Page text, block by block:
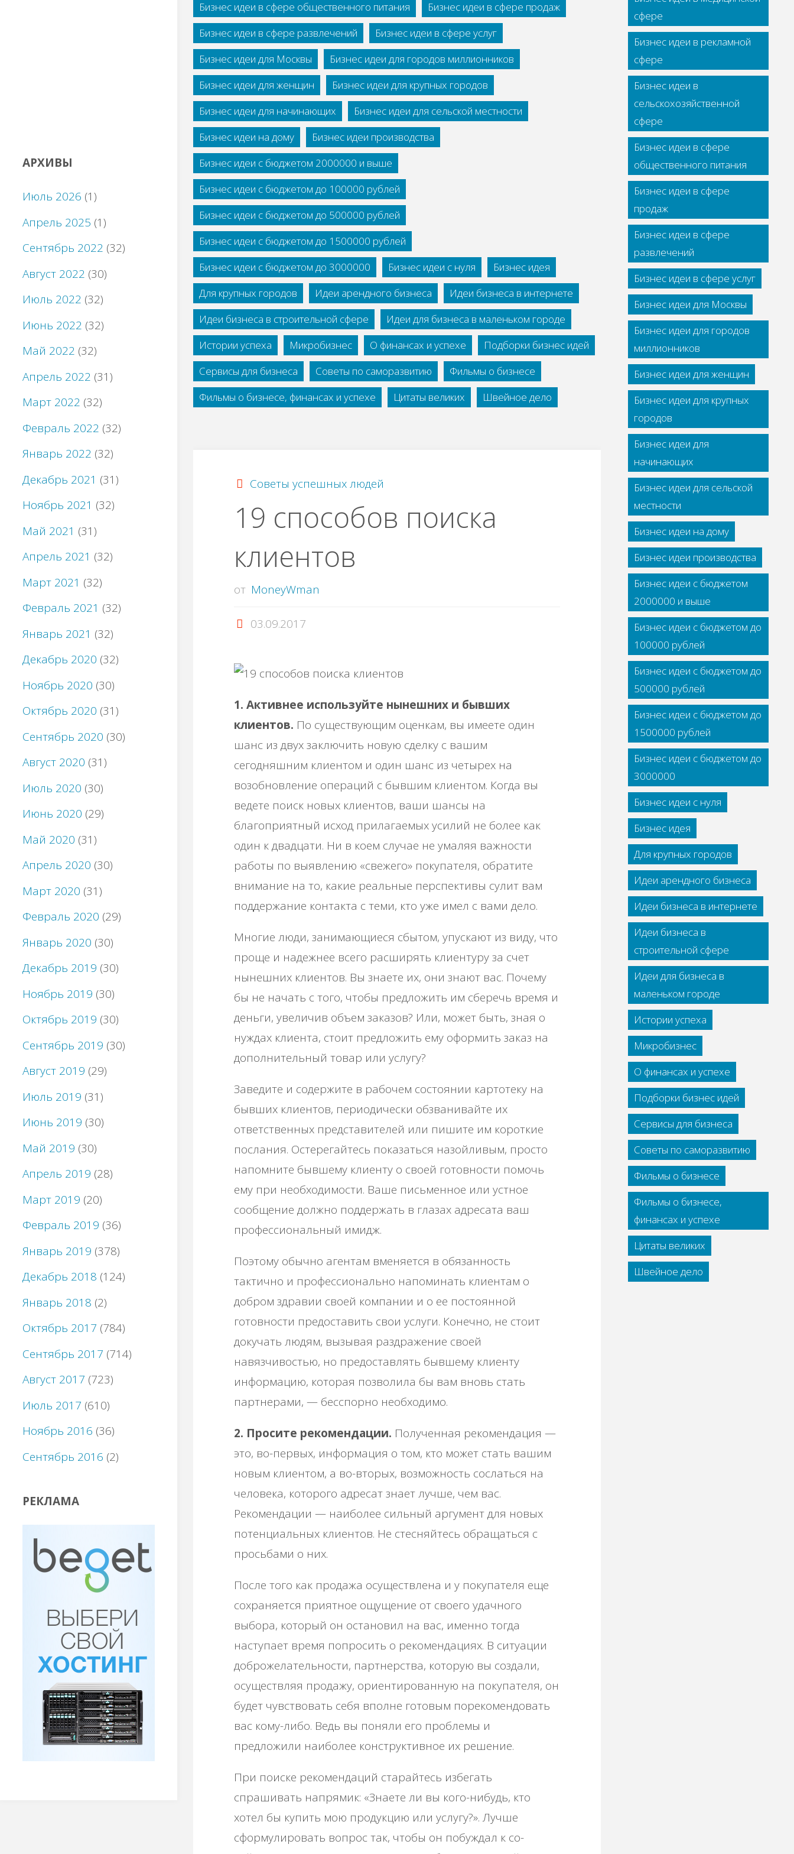
Бизнес идеи в сфере общественного питания
Бизнес идеи в сфере продаж
Бизнес идеи в сфере развлечений
Бизнес идеи в сфере услуг
Бизнес идеи для Москвы
Бизнес идеи для городов миллионников
Бизнес идеи для женщин
Бизнес идеи для крупных городов
Бизнес идеи для начинающих
Бизнес идеи для сельской местности
Бизнес идеи на дому
Бизнес идеи производства
Бизнес идеи с бюджетом 2000000 и выше
Бизнес идеи с бюджетом до 100000 рублей
Бизнес идеи с бюджетом до 500000 рублей
Бизнес идеи с бюджетом до 1500000 рублей
Бизнес идеи с бюджетом до 3000000
Бизнес идеи с нуля
Бизнес идея
Для крупных городов
Идеи арендного бизнеса
Идеи бизнеса в интернете
Идеи бизнеса в строительной сфере
Идеи для бизнеса в маленьком городе
Истории успеха
Микробизнес О финансах и успехе
Подборки бизнес идей
Сервисы для бизнеса
Советы по саморазвитию
Фильмы о бизнесе
Фильмы о бизнесе, финансах и успехе
Цитаты великих Швейное дело
Советы успешных людей
19 способов поиска
клиентов
от MoneyWman
03.09.2017
1. Активнее используйте нынешних и бывших
клиентов. По существующим оценкам, вы имеете один
шанс из двух заключить новую сделку с вашим
сегодняшним клиентом и один шанс из четырех на
возобновление операций с бывшим клиентом. Когда вы
ведете поиск новых клиентов, ваши шансы на
благоприятный исход прилагаемых усилий не более как
один к двадцати. Ни в коем случае не умаляя важности
работы по выявлению «свежего» покупателя, обратите
внимание на то, какие реальные перспективы сулит вам
поддержание контакта с теми, кто уже имел с вами дело.
Многие люди, занимающиеся сбытом, упускают из виду, что
проще и надежнее всего расширять клиентуру за счет
нынешних клиентов. Вы знаете их, они знают вас. Почему
бы не начать с того, чтобы предложить им сберечь время и
деньги, увеличив объем заказов? Или, может быть, зная о
нуждах клиента, стоит предложить ему оформить заказ на
дополнительный товар или услугу?
Заведите и содержите в рабочем состоянии картотеку на
бывших клиентов, периодически обзванивайте их
ответственных представителей или пишите им короткие
послания. Остерегайтесь показаться назойливым, просто
напомните бывшему клиенту о своей готовности помочь
ему при необходимости. Ваше письменное или устное
сообщение должно поддержать в глазах адресата ваш
профессиональный имидж.
Поэтому обычно агентам вменяется в обязанность
тактично и профессионально напоминать клиентам о
добром здравии своей компании и о ее постоянной
готовности предоставить свои услуги. Конечно, не стоит
докучать людям, вызывая раздражение своей
навязчивостью, но предоставлять бывшему клиенту
информацию, которая позволила бы вам вновь стать
партнерами, — бесспорно необходимо.
2. Просите рекомендации. Полученная рекомендация —
это, во-первых, информация о том, кто может стать вашим
новым клиентом, а во-вторых, возможность сослаться на
человека, которого адресат знает лучше, чем вас.
Рекомендации — наиболее сильный аргумент для новых
потенциальных клиентов. Не стесняйтесь обращаться с
просьбами о них.
После того как продажа осуществлена и у покупателя еще
сохраняется приятное ощущение от своего удачного
выбора, который он остановил на вас, именно тогда
наступает время попросить о рекомендациях. В ситуации
доброжелательности, партнерства, которую вы создали,
осуществляя продажу, ориентированную на покупателя, он
будет чувствовать себя вполне готовым порекомендовать
вас кому-либо. Ведь вы поняли его проблемы и
предложили наиболее конструктивное их решение.
При поиске рекомендаций старайтесь избегать
спрашивать напрямик: «Знаете ли вы кого-нибудь, кто
хотел бы купить мою продукцию или услугу?». Лучше
сформулировать вопрос так, чтобы он побуждал к со-
АРХИВЫ
Июль 2026 (1)
Апрель 2025 (1)
Сентябрь 2022 (32)
Август 2022 (30)
Июль 2022 (32)
Июнь 2022 (32)
Май 2022 (32)
Апрель 2022 (31)
Март 2022 (32)
Февраль 2022 (32)
Январь 2022 (32)
Декабрь 2021 (31)
Ноябрь 2021 (32)
Май 2021 (31)
Апрель 2021 (32)
Март 2021 (32)
Февраль 2021 (32)
Январь 2021 (32)
Декабрь 2020 (32)
Ноябрь 2020 (30)
Октябрь 2020 (31)
Сентябрь 2020 (30)
Август 2020 (31)
Июль 2020 (30)
Июнь 2020 (29)
Май 2020 (31)
Апрель 2020 (30)
Март 2020 (31)
Февраль 2020 (29)
Январь 2020 (30)
Декабрь 2019 (30)
Ноябрь 2019 (30)
Октябрь 2019 (30)
Сентябрь 2019 (30)
Август 2019 (29)
Июль 2019 (31)
Июнь 2019 (30)
Май 2019 (30)
Апрель 2019 (28)
Март 2019 (20)
Февраль 2019 (36)
Январь 2019 (378)
Декабрь 2018 (124)
Январь 2018 (2)
Октябрь 2017 (784)
Сентябрь 2017 (714)
Август 2017 (723)
Июль 2017 (610)
Ноябрь 2016 (36)
Сентябрь 2016 (2)
РЕКЛАМА
сфере
Бизнес идеи в рекламной
сфере
Бизнес идеи в
сельскохозяйственной
сфере
Бизнес идеи в сфере
общественного питания
Бизнес идеи в сфере
продаж
Бизнес идеи в сфере
развлечений
Бизнес идеи в сфере услуг
Бизнес идеи для Москвы
Бизнес идеи для городов
миллионников
Бизнес идеи для женщин
Бизнес идеи для крупных
городов
Бизнес идеи для
начинающих
Бизнес идеи для сельской
местности
Бизнес идеи на дому
Бизнес идеи производства
Бизнес идеи с бюджетом
2000000 и выше
Бизнес идеи с бюджетом до
100000 рублей
Бизнес идеи с бюджетом до
500000 рублей
Бизнес идеи с бюджетом до
1500000 рублей
Бизнес идеи с бюджетом до
3000000
Бизнес идеи с нуля
Бизнес идея
Для крупных городов
Идеи арендного бизнеса
Идеи бизнеса в интернете
Идеи бизнеса в
строительной сфере
Идеи для бизнеса в
маленьком городе
Истории успеха
Микробизнес
О финансах и успехе
Подборки бизнес идей
Сервисы для бизнеса
Советы по саморазвитию
Фильмы о бизнесе
Фильмы о бизнесе,
финансах и успехе
Цитаты великих
Швейное дело